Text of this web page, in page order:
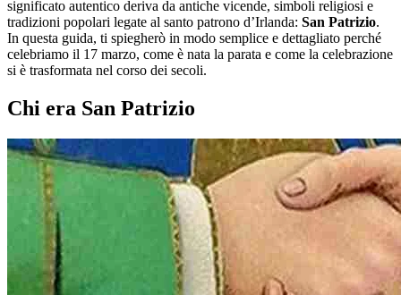
significato autentico deriva da antiche vicende, simboli religiosi e
tradizioni popolari legate al santo patrono d’Irlanda: San Patrizio.
In questa guida, ti spiegherò in modo semplice e dettagliato perché
celebriamo il 17 marzo, come è nata la parata e come la celebrazione
si è trasformata nel corso dei secoli.
Chi era San Patrizio